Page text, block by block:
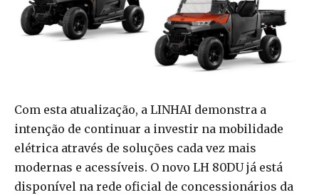
Com esta atualização, a LINHAI demonstra a
intenção de continuar a investir na mobilidade
elétrica através de soluções cada vez mais
modernas e acessíveis. O novo LH 80DU já está
disponível na rede oficial de concessionários da